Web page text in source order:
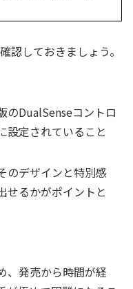
認しておきましょう。
のDualSenseコントロ
設定されていること
のデザインと特別感
せるかがポイントと
、発売から時間が経